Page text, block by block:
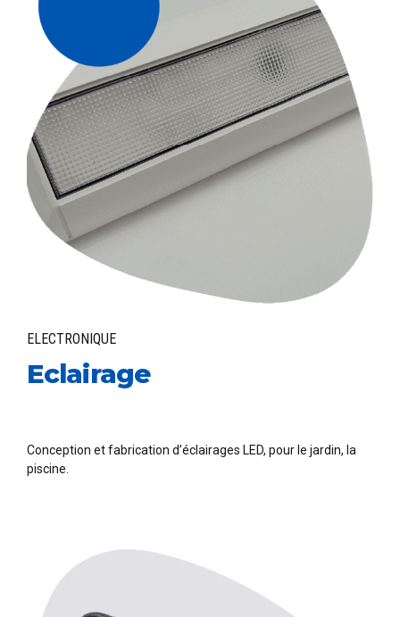
ELECTRONIQUE
Eclairage
Conception et fabrication d’éclairages LED, pour le jardin, la
piscine.